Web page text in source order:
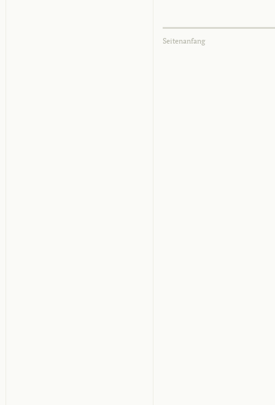
Seitenanfang